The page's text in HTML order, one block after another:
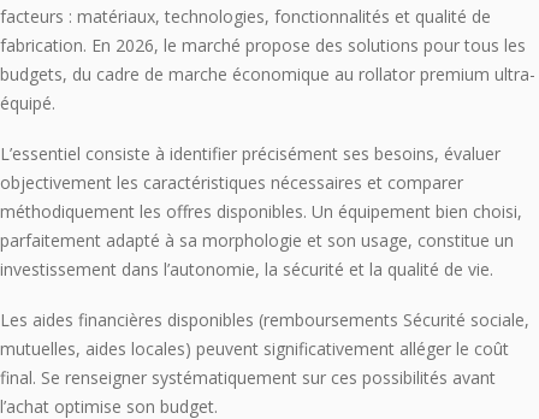
facteurs : matériaux, technologies, fonctionnalités et qualité de
fabrication. En 2026, le marché propose des solutions pour tous les
budgets, du cadre de marche économique au rollator premium ultra-
équipé.
L’essentiel consiste à identifier précisément ses besoins, évaluer
objectivement les caractéristiques nécessaires et comparer
méthodiquement les offres disponibles. Un équipement bien choisi,
parfaitement adapté à sa morphologie et son usage, constitue un
investissement dans l’autonomie, la sécurité et la qualité de vie.
Les aides financières disponibles (remboursements Sécurité sociale,
mutuelles, aides locales) peuvent significativement alléger le coût
final. Se renseigner systématiquement sur ces possibilités avant
l’achat optimise son budget.